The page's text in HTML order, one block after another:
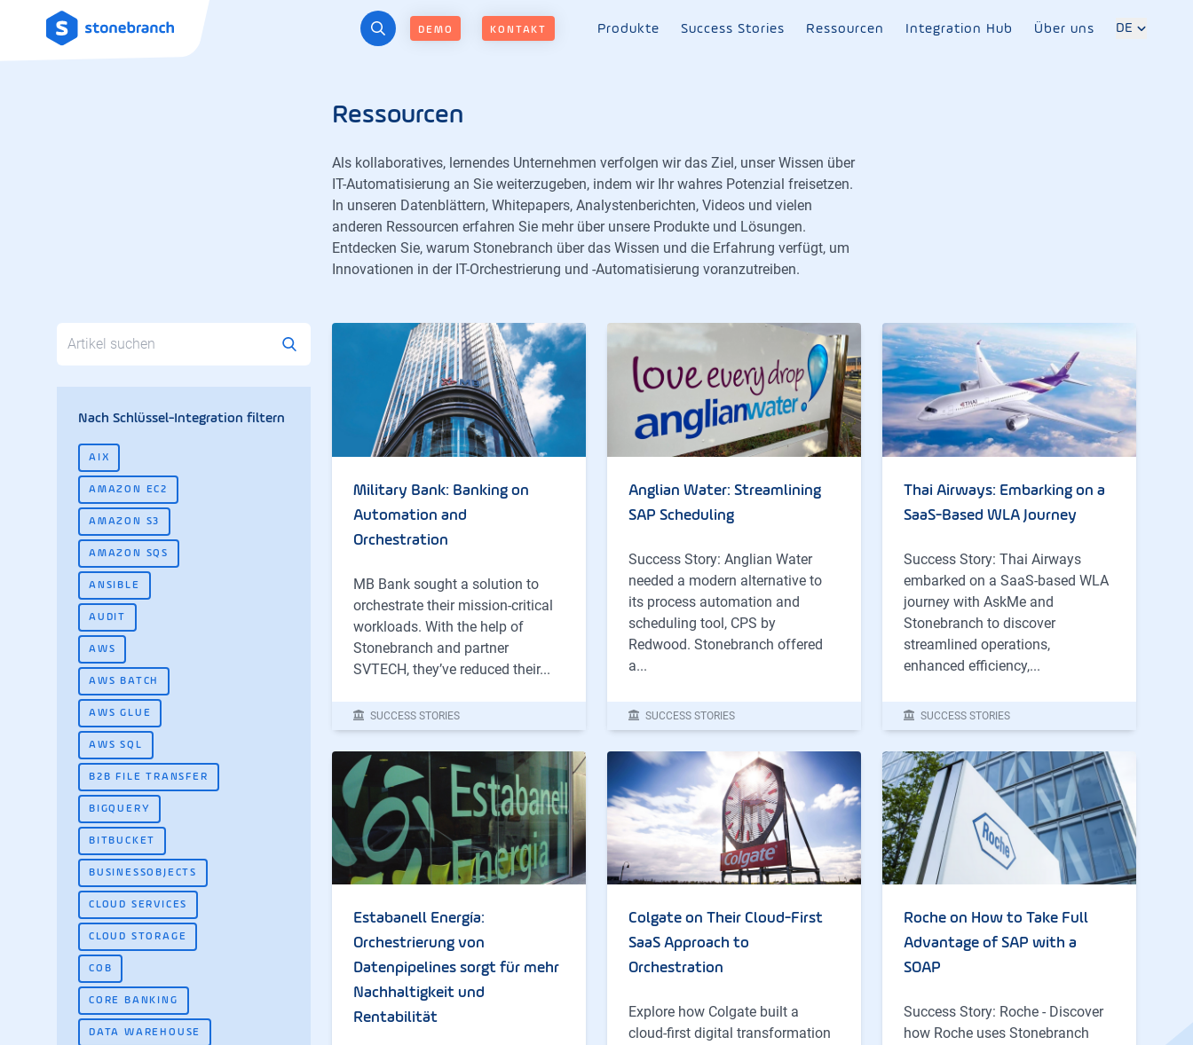
Logo DEMO KONTAKT Produkte Success Stories Ressourcen Integration Hub Über uns DE
Ressourcen
Als kollaboratives, lernendes Unternehmen verfolgen wir das Ziel, unser Wissen über
IT-Automatisierung an Sie weiterzugeben, indem wir Ihr wahres Potenzial freisetzen.
In unseren Datenblättern, Whitepapers, Analystenberichten, Videos und vielen
anderen Ressourcen erfahren Sie mehr über unsere Produkte und Lösungen.
Entdecken Sie, warum Stonebranch über das Wissen und die Erfahrung verfügt, um
Innovationen in der IT-Orchestrierung und -Automatisierung voranzutreiben.
Search
Nach Schlüssel-Integration filtern
AIX
AMAZON EC2
AMAZON S3
AMAZON SQS
ANSIBLE
AUDIT
AWS
AWS BATCH
AWS GLUE
AWS SQL
B2B FILE TRANSFER
BIGQUERY
BITBUCKET
BUSINESSOBJECTS
CLOUD SERVICES
CLOUD STORAGE
COB
CORE BANKING
DATA WAREHOUSE
Military Bank: Banking on
Automation and
Orchestration
MB Bank sought a solution to
orchestrate their mission-critical
workloads. With the help of
Stonebranch and partner
SVTECH, they’ve reduced their...
SUCCESS STORIES
Anglian Water: Streamlining
SAP Scheduling
Success Story: Anglian Water
needed a modern alternative to
its process automation and
scheduling tool, CPS by
Redwood. Stonebranch offered
a...
SUCCESS STORIES
Thai Airways: Embarking on a
SaaS-Based WLA Journey
Success Story: Thai Airways
embarked on a SaaS-based WLA
journey with AskMe and
Stonebranch to discover
streamlined operations,
enhanced efficiency,...
SUCCESS STORIES
Estabanell Energía:
Orchestrierung von
Datenpipelines sorgt für mehr
Nachhaltigkeit und
Rentabilität
Colgate on Their Cloud-First
SaaS Approach to
Orchestration
Explore how Colgate built a
cloud-first digital transformation
Roche on How to Take Full
Advantage of SAP with a
SOAP
Success Story: Roche - Discover
how Roche uses Stonebranch